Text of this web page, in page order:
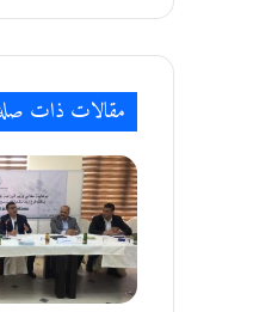
:
و
ق
ع
ا
ت
ف
ا
ق
ي
مقالات ذات